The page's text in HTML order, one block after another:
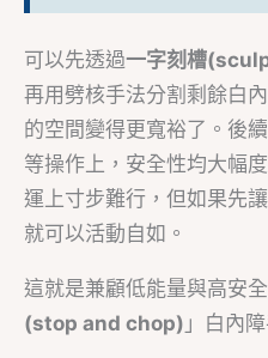
可以先透過一字刻槽
再用劈核手法分割剩餘白
的空間變得更寬裕了。後
等操作上，安全性均大幅
運上寸步難行，但如果先
就可以活動自如。
這就是兼顧低能量與高安
(stop and chop) 」白內